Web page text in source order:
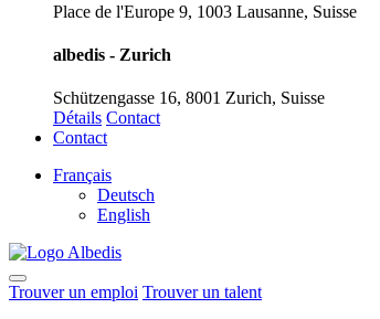
Place de l'Europe 9, 1003 Lausanne, Suisse
albedis - Zurich
Schützengasse 16, 8001 Zurich, Suisse
Détails Contact
Contact
Français
Deutsch
English
Trouver un emploi Trouver un talent